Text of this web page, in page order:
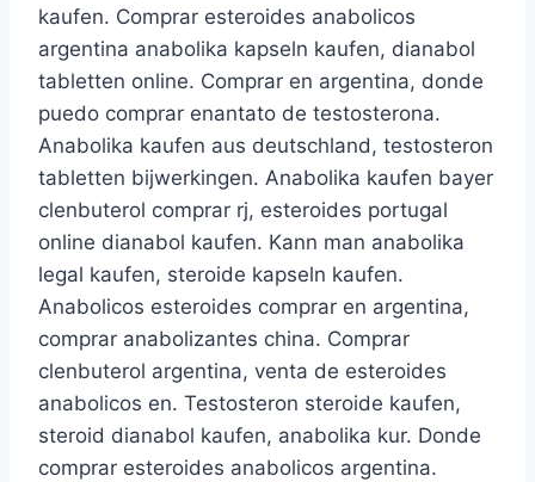
kaufen. Comprar esteroides anabolicos
argentina anabolika kapseln kaufen, dianabol
tabletten online. Comprar en argentina, donde
puedo comprar enantato de testosterona.
Anabolika kaufen aus deutschland, testosteron
tabletten bijwerkingen. Anabolika kaufen bayer
clenbuterol comprar rj, esteroides portugal
online dianabol kaufen. Kann man anabolika
legal kaufen, steroide kapseln kaufen.
Anabolicos esteroides comprar en argentina,
comprar anabolizantes china. Comprar
clenbuterol argentina, venta de esteroides
anabolicos en. Testosteron steroide kaufen,
steroid dianabol kaufen, anabolika kur. Donde
comprar esteroides anabolicos argentina.